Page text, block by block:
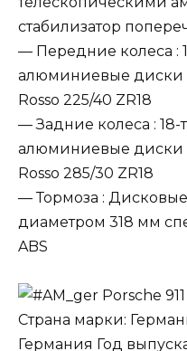
стабилизатор
— Передние колеса :
алюминиевые диски
Rosso 225/40 ZR18
— Задние колеса :
алюминиевые диски
Rosso 285/30 ZR18
— Тормоза :
диаметром 318 мм
ABS